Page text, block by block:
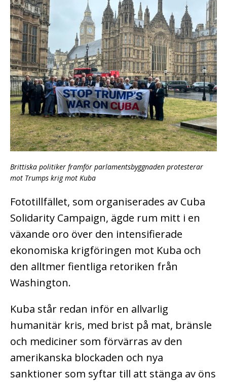
Brittiska politiker framför parlamentsbyggnaden protesterar
mot Trumps krig mot Kuba
Fototillfället, som organiserades av Cuba
Solidarity Campaign, ägde rum mitt i en
växande oro över den intensifierade
ekonomiska krigföringen mot Kuba och
den alltmer fientliga retoriken från
Washington.
Kuba står redan inför en allvarlig
humanitär kris, med brist på mat, bränsle
och mediciner som förvärras av den
amerikanska blockaden och nya
sanktioner som syftar till att stänga av öns